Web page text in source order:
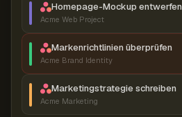
Homepage-Mockup entwerfen
Acme Web Project
Markenrichtlinien überprüfen
Acme Brand Identity
Marketingstrategie schreiben
Acme Marketing